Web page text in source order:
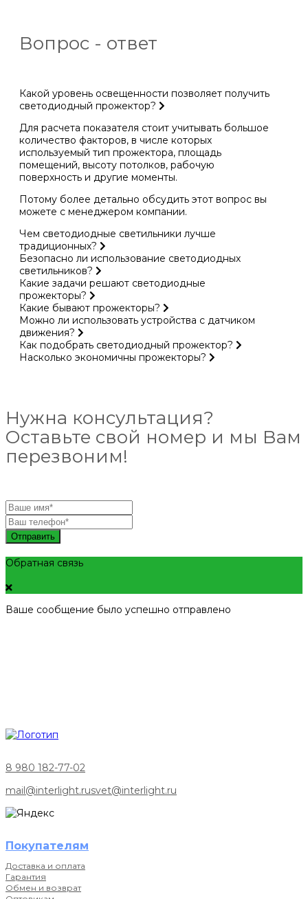
Вопрос - ответ
Какой уровень освещенности позволяет получить
светодиодный прожектор?
Для расчета показателя стоит учитывать большое
количество факторов, в числе которых
используемый тип прожектора, площадь
помещений, высоту потолков, рабочую
поверхность и другие моменты.
Потому более детально обсудить этот вопрос вы
можете с менеджером компании.
Чем светодиодные светильники лучше
традиционных?
Безопасно ли использование светодиодных
светильников?
Какие задачи решают светодиодные
прожекторы?
Какие бывают прожекторы?
Можно ли использовать устройства с датчиком
движения?
Как подобрать светодиодный прожектор?
Насколько экономичны прожекторы?
Нужна консультация?
Оставьте свой номер и мы Вам
перезвоним!
Отправить
Обратная связь
Ваше сообщение было успешно отправлено
8 980 182-77-02
mail@interlight.rusvet@interlight.ru
Покупателям
Доставка и оплата
Гарантия
Обмен и возврат